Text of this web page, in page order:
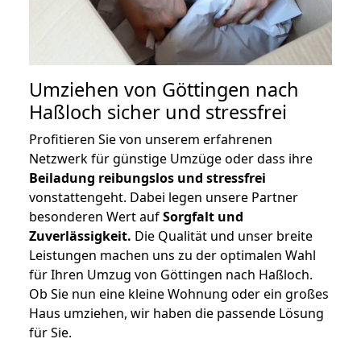
Umziehen von Göttingen nach
Haßloch sicher und stressfrei
Profitieren Sie von unserem erfahrenen
Netzwerk für günstige Umzüge oder dass ihre
Beiladung reibungslos und stressfrei
vonstattengeht. Dabei legen unsere Partner
besonderen Wert aufSorgfalt und
Zuverlässigkeit. Die Qualität und unser breite
Leistungen machen uns zu der optimalen Wahl
für Ihren Umzug von Göttingen nach Haßloch.
Ob Sie nun eine kleine Wohnung oder ein großes
Haus umziehen, wir haben die passende Lösung
für Sie.